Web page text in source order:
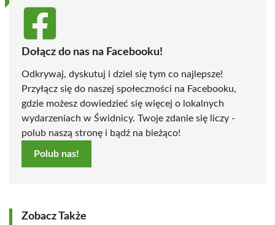
Dołącz do nas na Facebooku!
Odkrywaj, dyskutuj i dziel się tym co najlepsze!
Przyłącz się do naszej społeczności na Facebooku,
gdzie możesz dowiedzieć się więcej o lokalnych
wydarzeniach w Świdnicy. Twoje zdanie się liczy -
polub naszą stronę i bądź na bieżąco!
Polub nas!
Zobacz Także